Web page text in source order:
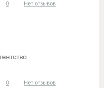
0 Нет отзывов
0 Нет отзывов